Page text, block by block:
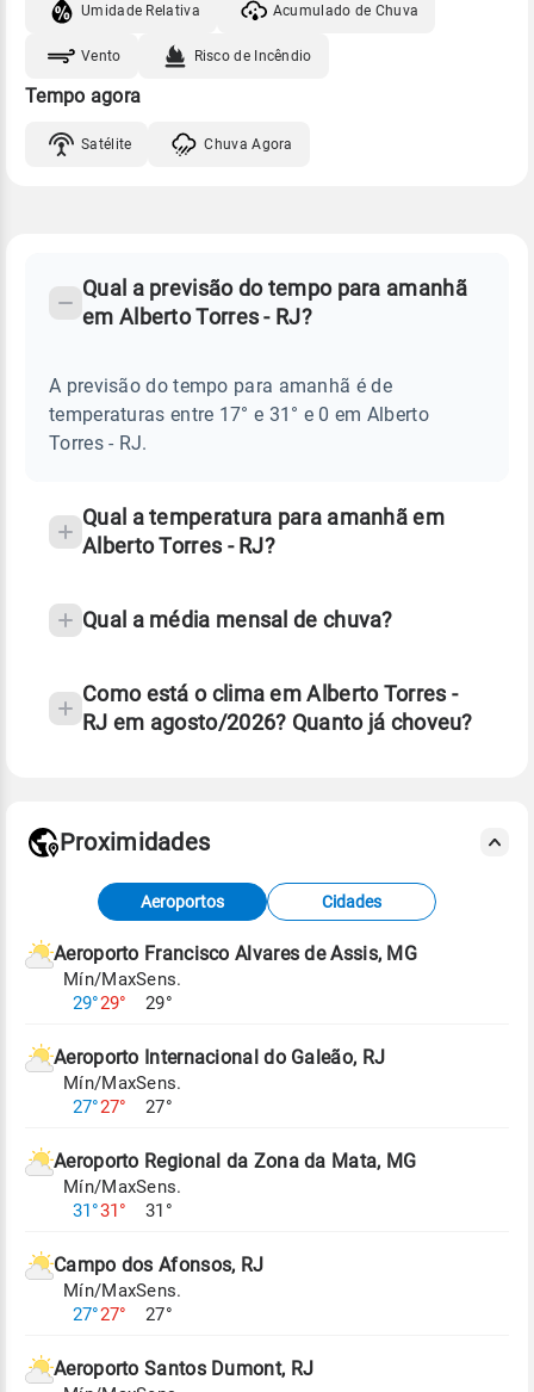
Umidade Relativa Acumulado de Chuva
Vento Risco de Incêndio
Tempo agora
Satélite Chuva Agora
ALBERTO
TORRES
Perguntas
sobre
chuva
Qual a previsão do tempo para amanhã
em Alberto Torres - RJ?
A previsão do tempo para amanhã é de
temperaturas entre 17° e 31° e 0 em Alberto
Torres - RJ.
Qual a temperatura para amanhã em
Alberto Torres - RJ?
Qual a média mensal de chuva?
Como está o clima em Alberto Torres -
RJ em agosto/2026? Quanto já choveu?
Fonte: dados combinados de estações
meteorológicas e satélite do Centro de Previsão
de Tempo e Estudos Climáticos (CPTEC).
Para obter mais informações sobre os dados
Proximidades
Aeroportos Cidades
Aeroporto Francisco Alvares de Assis, MG
Mín/Max
29°29°
Sens.
29°
Aeroporto Internacional do Galeão, RJ
Mín/Max
27°27°
Sens.
27°
Aeroporto Regional da Zona da Mata, MG
Mín/Max
31°31°
Sens.
31°
Campo dos Afonsos, RJ
Mín/Max
27°27°
Sens.
27°
Aeroporto Santos Dumont, RJ